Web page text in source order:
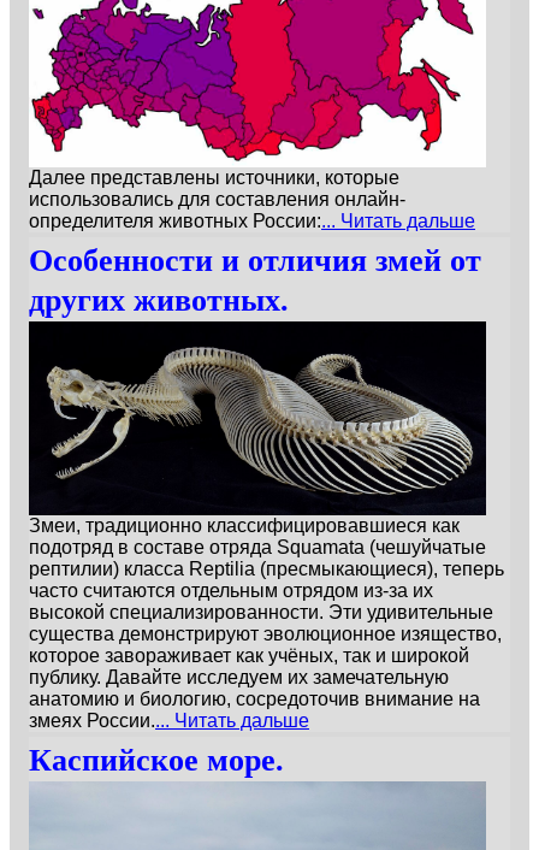
Далее представлены источники, которые
использовались для составления онлайн-
определителя животных России:... Читать дальше
Особенности и отличия змей от
других животных.
Змеи, традиционно классифицировавшиеся как
подотряд в составе отряда Squamata (чешуйчатые
рептилии) класса Reptilia (пресмыкающиеся), теперь
часто считаются отдельным отрядом из-за их
высокой специализированности. Эти удивительные
существа демонстрируют эволюционное изящество,
которое завораживает как учёных, так и широкой
публику. Давайте исследуем их замечательную
анатомию и биологию, сосредоточив внимание на
змеях России.... Читать дальше
Каспийское море.